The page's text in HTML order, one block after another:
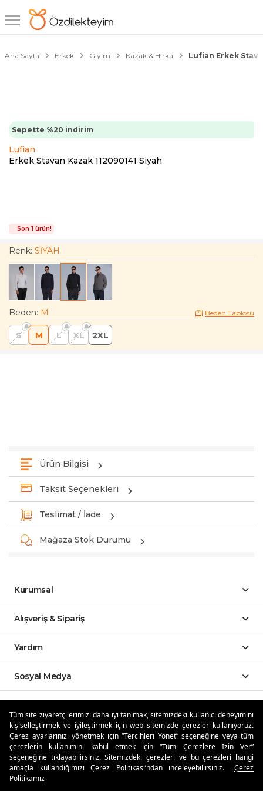
Tüm site ziyaretçilerimizi daha iyi tanımak, sitemizdeki kullanıcı deneyimini
kişiselleştirmek ve iyileştirmek için web sitemizde çerezler kullanıyoruz.
Çerez ayarlarınızı yönetmek için “Tercihleri Yönet” seçeneğine veya tüm
çerezlerin kullanımını kabul etmek için “Tüm Çerezlere İzin Ver”
seçeneğine tıklayabilirsiniz. Sitemizdeki çerezleri ve bu çerezleri hangi
amaçla kullandığımızı Çerez Politikası’ndan inceleyebilirsiniz.
Çerez
Politikamız
Ana Sayfa Erkek Giyim Kazak & Hırka Lufian Erkek
Sepette %20 indirim
Lufian
Erkek Stavan Kazak 112090141 Siyah
10000 TL'ye2000 TL İndirim
1/6
Son 1 ürün!
Renk: SİYAH
Beden: M Beden Tablosu
S M L XL 2XL
Ürün Bilgisi
Taksit Seçenekleri
Teslimat / İade
Mağaza Stok Durumu
Kurumsal
Alışveriş & Sipariş
Yardım
Sosyal Medya
Özdilekteyim'de Taksit Avantajları
Güvenli Alışveriş